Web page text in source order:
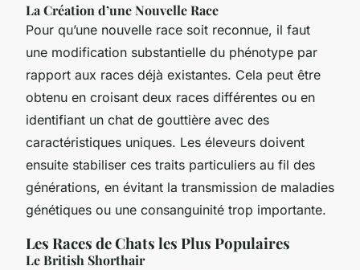
La Création d’une Nouvelle Race
Pour qu’une nouvelle race soit reconnue, il faut
une modification substantielle du phénotype par
rapport aux races déjà existantes. Cela peut être
obtenu en croisant deux races différentes ou en
identifiant un chat de gouttière avec des
caractéristiques uniques. Les éleveurs doivent
ensuite stabiliser ces traits particuliers au fil des
générations, en évitant la transmission de maladies
génétiques ou une consanguinité trop importante.
Les Races de Chats les Plus Populaires
Le British Shorthair